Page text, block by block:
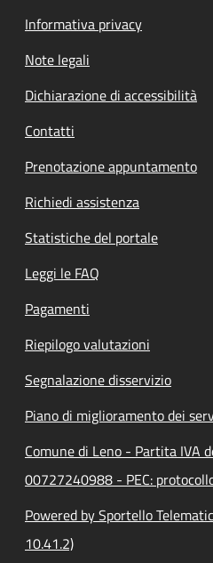
Informativa privacy
Note legali
Dichiarazione di accessibilità
Contatti
Prenotazione appuntamento
Richiedi assistenza
Statistiche del portale
Leggi le FAQ
Pagamenti
Riepilogo valutazioni
Segnalazione disservizio
Piano di miglioramento dei
Comune di Leno - Partita IVA
00727240988 - PEC:
Powered by Sportello
10.41.2)